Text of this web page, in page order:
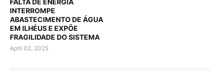
FALTA DE ENERGIA
INTERROMPE
ABASTECIMENTO DE ÁGUA
EM ILHÉUS E EXPÕE
FRAGILIDADE DO SISTEMA
April 02, 2025